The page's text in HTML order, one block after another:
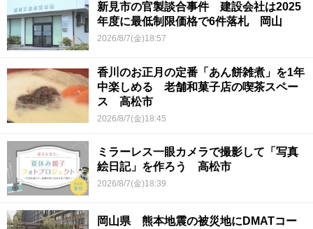
新見市の官製談合事件 建設会社は2025
年度に最低制限価格で6件落札 岡山
2026/8/7(金)18:57
香川のお正月の定番「あん餅雑煮」を1年
中楽しめる 老舗和菓子店の喫茶スペー
ス 高松市
2026/8/7(金)18:45
ミラーレス一眼カメラで撮影して「写真
絵日記」を作ろう 高松市
2026/8/7(金)18:39
岡山県 熊本地震の被災地にDMATコー